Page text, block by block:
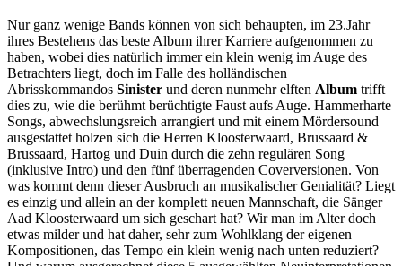
Nur ganz wenige Bands können von sich behaupten, im 23.Jahr
ihres Bestehens das beste Album ihrer Karriere aufgenommen zu
haben, wobei dies natürlich immer ein klein wenig im Auge des
Betrachters liegt, doch im Falle des holländischen
Abrisskommandos Sinister und deren nunmehr elften Album trifft
dies zu, wie die berühmt berüchtigte Faust aufs Auge. Hammerharte
Songs, abwechslungsreich arrangiert und mit einem Mördersound
ausgestattet holzen sich die Herren Kloosterwaard, Brussaard &
Brussaard, Hartog und Duin durch die zehn regulären Song
(inklusive Intro) und den fünf überragenden Coverversionen. Von
was kommt denn dieser Ausbruch an musikalischer Genialität? Liegt
es einzig und allein an der komplett neuen Mannschaft, die Sänger
Aad Kloosterwaard um sich geschart hat? Wir man im Alter doch
etwas milder und hat daher, sehr zum Wohlklang der eigenen
Kompositionen, das Tempo ein klein wenig nach unten reduziert?